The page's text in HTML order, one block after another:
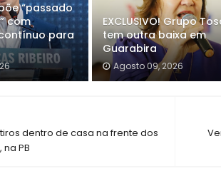
“passado
com
para
EXCLUSIVO! Grupo
tem outra baixa em
Guarabira
Agosto 09, 2026
dentro de casa na frente dos
PB